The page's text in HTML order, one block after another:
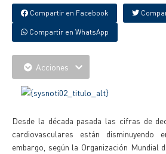
Compartir en Facebook
Compartir en WhatsApp
Acciones
Desde la década pasada las cifras de
cardiovasculares están
embargo, según la Organización Mundial